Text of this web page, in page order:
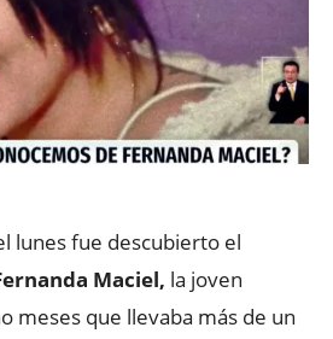
lunes fue descubierto el
Maciel, la joven
meses que llevaba más de un